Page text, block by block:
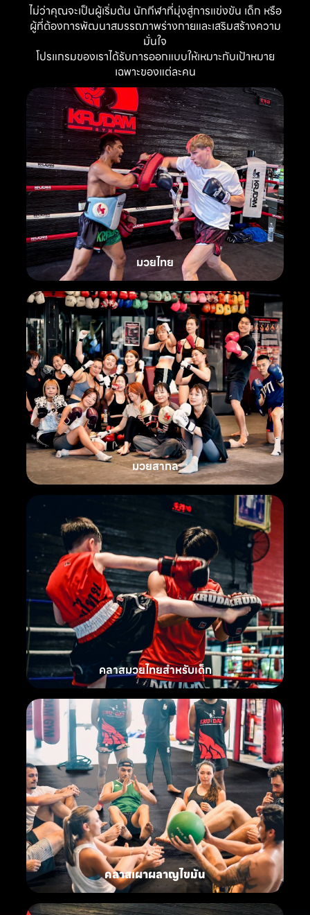
ไม่ว่าคุณจะเป็นผู้เริ่มต้น นักกีฬาที่มุ่งสู่การแข่งขัน เด็ก หรือ
ผู้ที่ต้องการพัฒนาสมรรถภาพร่างกายและเสริมสร้างความ
มั่นใจ
โปรแกรมของเราได้รับการออกแบบให้เหมาะกับเป้าหมาย
เฉพาะของแต่ละคน
มวยไทย
มวยสากล
คลาสมวยไทยสำหรับเด็ก
คลาสเผาผลาญไขมัน